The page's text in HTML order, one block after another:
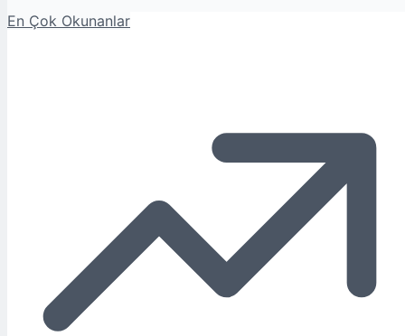
En Çok Okunanlar